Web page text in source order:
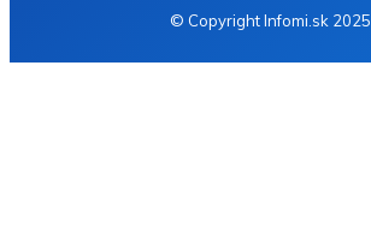
© Copyright Infomi.sk 2025